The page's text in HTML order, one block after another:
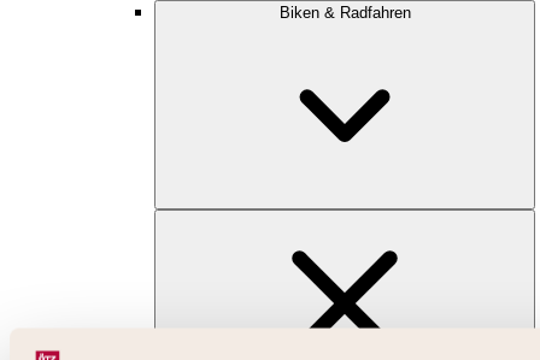
Biken & Radfahren